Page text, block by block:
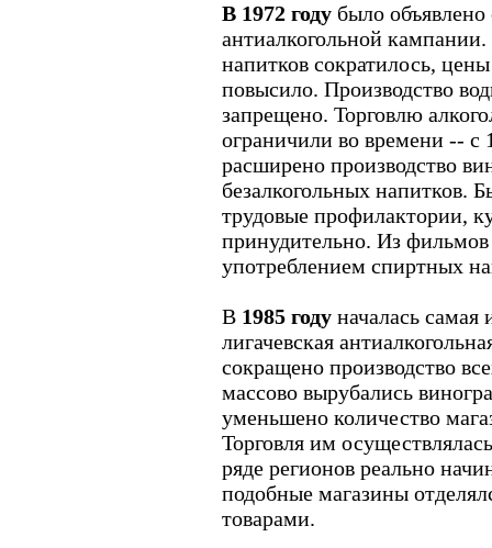
В 1972 году было объявлено
антиалкогольной
напитков сократилось,
повысило. Производство
запрещено. Торговлю
ограничили во времени -- с
расширено производство
безалкогольных напитков.
трудовые профилактории,
принудительно. Из
употреблением спиртных
В 1985 году началась самая
лигачевская
сокращено производство
массово вырубались
уменьшено количество
Торговля им
ряде регионов реально
подобные магазины
товарами.